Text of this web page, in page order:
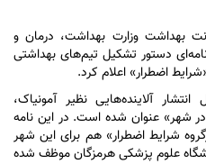
بهداشت وزارت بهداشت، درمان و
دستور تشکیل تیم‌های بهداشتی
اضطرار» اعلام کرد.
آلاینده‌هایی نظیر آمونیاک،
شهر» عنوان شده است. در این نامه
شرایط اضطرار» هم برای این شهر
علوم پزشکی هرمزگان موظف شده